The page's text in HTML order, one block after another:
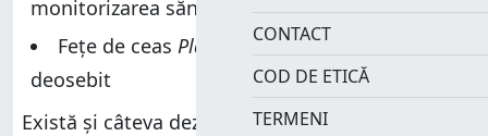
monitorizarea sănătății
Fețe de ceas Planet Questcu aspect
deosebit
Există și câteva dezavantaje de luat în
CONTACT
COD DE ETICĂ
TERMENI